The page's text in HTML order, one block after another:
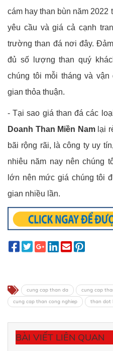
cám hay than bùn năm
yêu cầu và giá cả cạnh
trường than đá nơi đây.
đủ số lượng than quý
chúng tôi mỗi tháng và
gian thỏa thuận.
- Tại sao giá than đá các
Doanh Than Miền Namlại
bãi rộng rãi, là công ty uy
nhiêu năm nay nên chúng
lớn nên mức giá chúng tôi
gian nhiều lần.
cung cap than da
cung cap
cung cap than cong nghiep
than dot
BÀI VIẾT LIÊN QUAN